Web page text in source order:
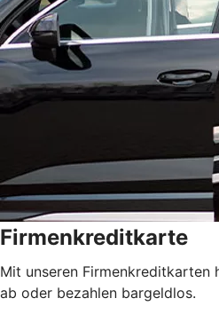
Firmenkreditkarte
Mit unseren Firmenkreditkarten
ab oder bezahlen bargeldlos.